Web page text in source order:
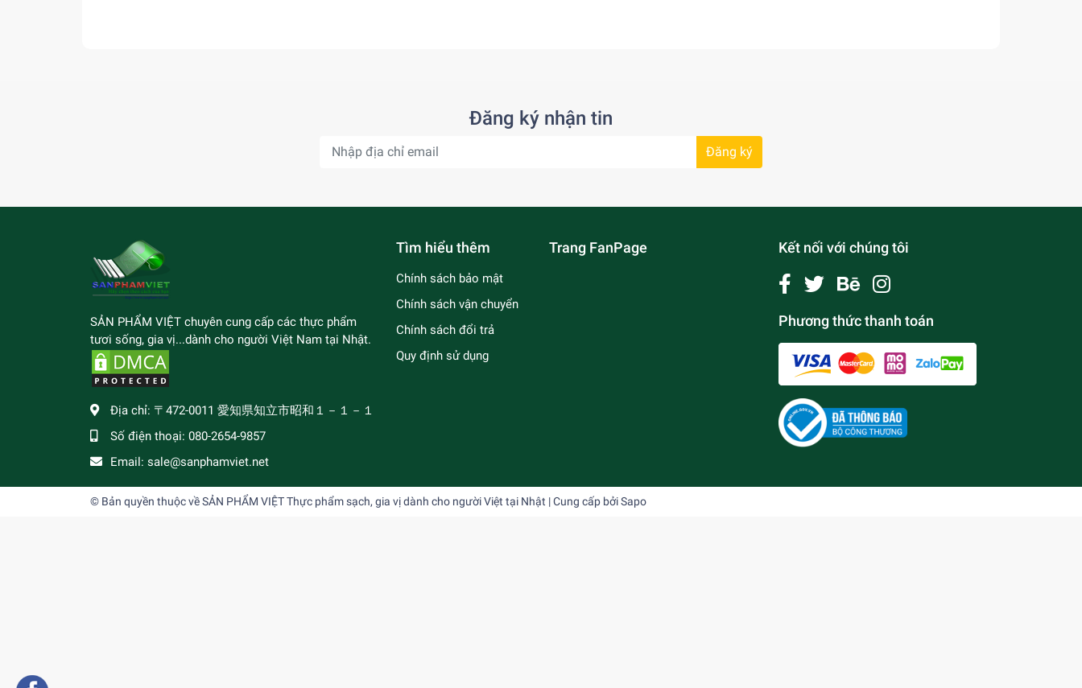
Đăng ký nhận tin
Đăng ký
SẢN PHẨM VIỆT chuyên cung cấp các thực phẩm
tươi sống, gia vị...dành cho người Việt Nam tại Nhật.
Địa chỉ: 〒472-0011 愛知県知立市昭和１－１－１
Số điện thoại: 080-2654-9857
Email: sale@sanphamviet.net
Tìm hiểu thêm
Chính sách bảo mật
Chính sách vận chuyển
Chính sách đổi trả
Quy định sử dụng
Trang FanPage Kết nối với chúng tôi
Phương thức thanh toán
© Bản quyền thuộc vềSẢN PHẨM VIỆT Thực phẩm sạch, gia vị dành cho người Việt tại Nhật | Cung cấp bởiSapo